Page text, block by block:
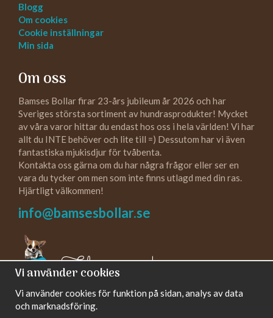
Blogg
Om cookies
Cookie inställningar
Min sida
Om oss
Bamses Bollar firar 23-års jubileum år 2026 och har
Sveriges största sortiment av hundrasprodukter! Mycket
av våra varor hittar du endast hos oss i hela världen! Vi har
allt du INTE behöver och lite till =) Dessutom har vi även
fantastiska mjukisdjur för tvåbenta.
Kontakta oss gärna om du har några frågor eller ser en
vara du tycker om men som inte finns utlagd med din ras.
Hjärtligt välkommen!
info@bamsesbollar.se
Följ oss gärna!
Vi använder cookies
Vi använder cookies för funktion på sidan, analys av data
och marknadsföring.